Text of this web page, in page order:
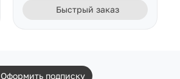
Быстрый заказ
Оформить подписку